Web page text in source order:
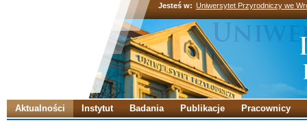
Jesteś w: Uniwersytet Przyrodniczy we
Aktualności Instytut Badania Publikacje Pracownicy